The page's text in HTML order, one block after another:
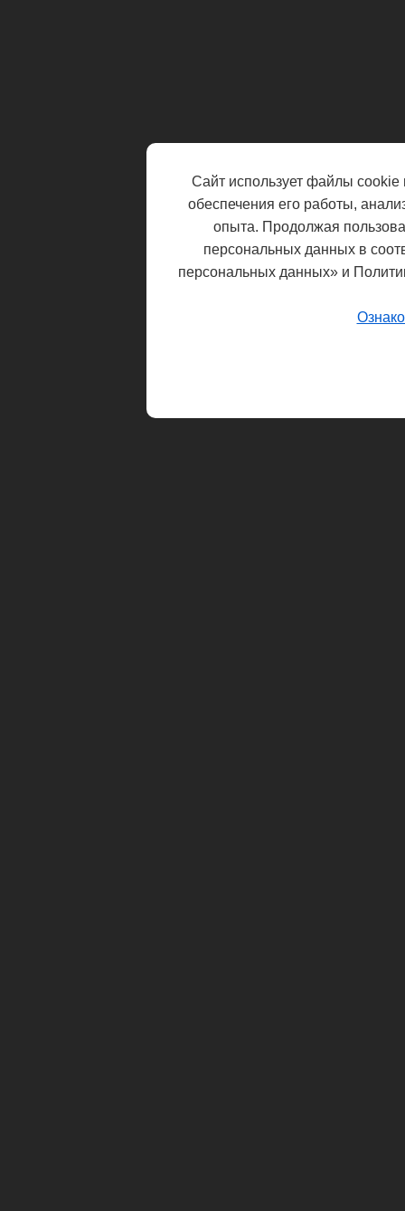
Сайт использует файлы cookie
обеспечения его работы,
опыта. Продолжая
персональных данных в
персональных данных» и